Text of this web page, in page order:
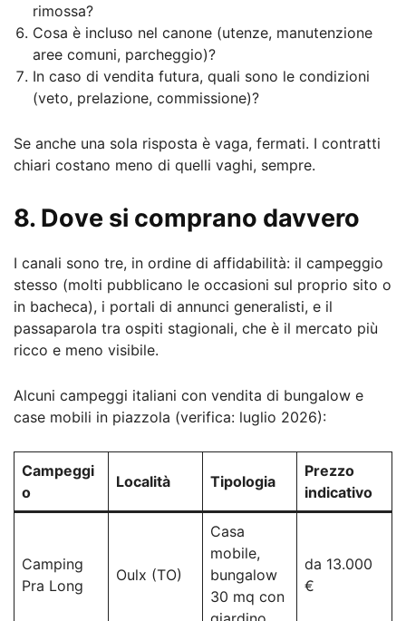
rimossa?
Cosa è incluso nel canone (utenze, manutenzione
aree comuni, parcheggio)?
In caso di vendita futura, quali sono le condizioni
(veto, prelazione, commissione)?
Se anche una sola risposta è vaga, fermati. I contratti
chiari costano meno di quelli vaghi, sempre.
8. Dove si comprano davvero
I canali sono tre, in ordine di affidabilità: il campeggio
stesso (molti pubblicano le occasioni sul proprio sito o
in bacheca), i portali di annunci generalisti, e il
passaparola tra ospiti stagionali, che è il mercato più
ricco e meno visibile.
Alcuni campeggi italiani con vendita di bungalow e
case mobili in piazzola (verifica: luglio 2026):
Campeggi
o
Località Tipologia
Prezzo
indicativo
Camping
Pra Long
Oulx (TO)
Casa
mobile,
bungalow
30 mq con
da 13.000
€